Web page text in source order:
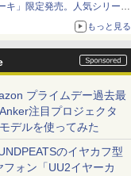
キ」限定発売。人気シリーズ
もっと見る
プライムデー過去最
注目プロジェクタ
デルを使ってみた
のイヤカフ型
フォン「UU2イヤーカ